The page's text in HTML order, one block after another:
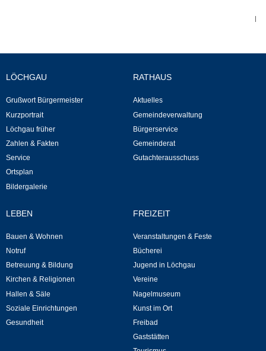
Katholische Kirchengemeinde
Neuapostolische Kirche
Hallen & Säle
Gemeindehalle
Sporthalle Greuth
Hallen- und Raumreservierung
Soziale Einrichtungen
Gesundheit
LÖCHGAU
Grußwort Bürgermeister
Kurzportrait
Löchgau früher
Zahlen & Fakten
Service
Ortsplan
Bildergalerie
RATHAUS
Aktuelles
Gemeindeverwaltung
Bürgerservice
Gemeinderat
Gutachterausschuss
LEBEN
Bauen & Wohnen
Notruf
Betreuung & Bildung
Kirchen & Religionen
Hallen & Säle
Soziale Einrichtungen
Gesundheit
FREIZEIT
Veranstaltungen & Feste
Bücherei
Jugend in Löchgau
Vereine
Nagelmuseum
Kunst im Ort
Freibad
Gaststätten